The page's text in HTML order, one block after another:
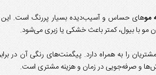
موهای حساس و آسیب‌دیده بسیار پررنگ است. این
مو با بیول، کمتر باعث خشکی یا زبری می‌شود.
را به همراه دارد. پیگمنت‌های رنگی آن در
و صرفه‌جویی در زمان و هزینه مشتری است.